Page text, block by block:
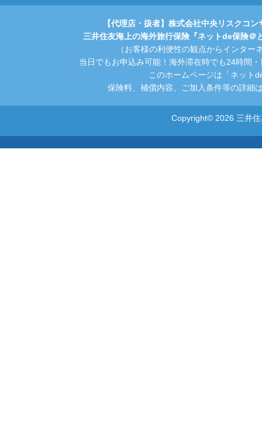
【代理店・扱者】株式会社中央リスクコ
三井住友海上の海外旅行保険『ネットde保険
（お客様の利便性の観点からインタ
当日でもお申込み可能！海外滞在時でも24時間
このホームページは「ネット
保険料、補償内容、ご加入条件等の詳細
Copyright© 2026 三井